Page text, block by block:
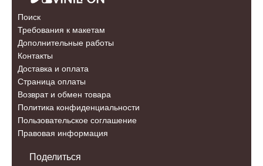
Поиск
Требования к макетам
Дополнительные работы
Контакты
Доставка и оплата
Страница оплаты
Возврат и обмен товара
Политика конфиденциальности
Пользовательское соглашение
Правовая информация
Поделиться